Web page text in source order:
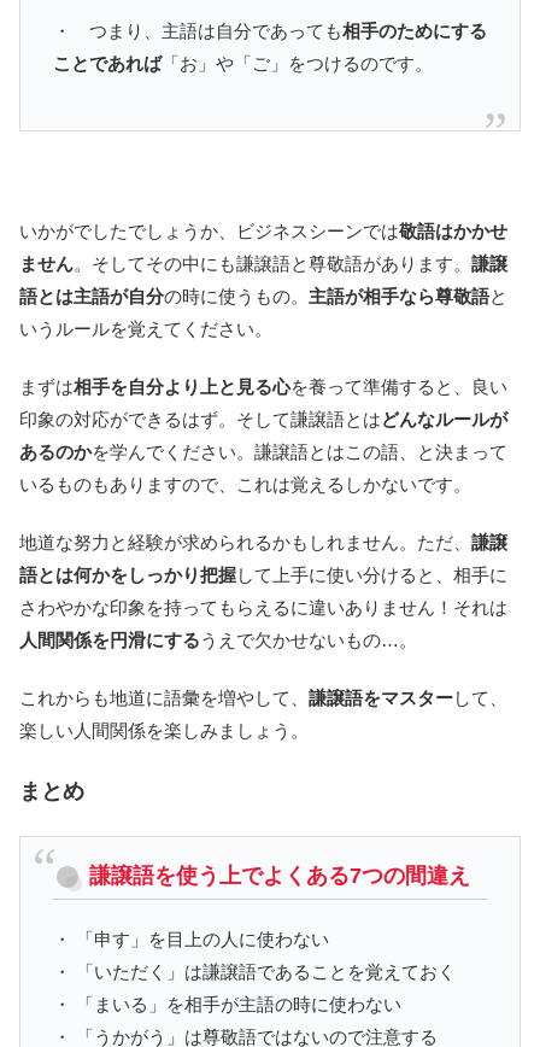
・ つまり、主語は自分であっても相手のためにする
ことであれば「お」や「ご」をつけるのです。
いかがでしたでしょうか、ビジネスシーンでは敬語はかかせ
ません。そしてその中にも謙譲語と尊敬語があります。 謙譲
語とは主語が自分の時に使うもの。 主語が相手なら尊敬語と
いうルールを覚えてください。
まずは相手を自分より上と見る心を養って準備すると、良い
印象の対応ができるはず。そして謙譲語とはどんなルールが
あるのかを学んでください。謙譲語とはこの語、と決まって
いるものもありますので、これは覚えるしかないです。
地道な努力と経験が求められるかもしれません。ただ、 謙譲
語とは何かをしっかり把握して上手に使い分けると、相手に
さわやかな印象を持ってもらえるに違いありません！それは
人間関係を円滑にするうえで欠かせないもの…。
これからも地道に語彙を増やして、 謙譲語をマスターして、
楽しい人間関係を楽しみましょう。
まとめ
謙譲語を使う上でよくある7つの間違え
・ 「申す」を目上の人に使わない
・ 「いただく」は謙譲語であることを覚えておく
・ 「まいる」を相手が主語の時に使わない
・ 「うかがう」は尊敬語ではないので注意する